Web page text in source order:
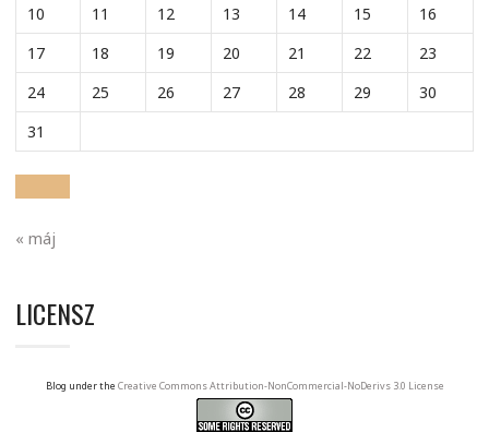
10
11 12 13 14 15
16
17
18 19 20 21 22
23
24
25 26 27 28 29
30
31
« máj
LICENSZ
Blog under the Creative Commons Attribution-NonCommercial-NoDerivs 3.0 License